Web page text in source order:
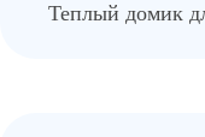
Теплый домик